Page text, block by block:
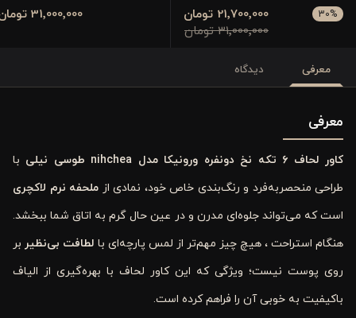
30%
31٬000٬000 تومان
21٬700٬000 تومان 31٬000٬000 تومان
معرفی دیدگاه
معرفی
کاور لحاف ۶ تکه نخ دونفره ورونیکا مدل nihchea طوسی نیلی
با
طراحی منحصر‌به‌فرد و رنگ‌بندی خاص خود، نمادی از ملحفه نرم لاکچری
است که می‌تواند جلوه‌ای مدرن و در عین حال گرم به اتاق شما ببخشد.
هنگام استراحت ، هیچ چیز مهم‌تر از لمس پارچه‌ای با لطافت بی‌نظیر بر
روی پوست نیست؛ ویژگی که این کاور لحاف با بهره‌گیری از الیاف
باکیفیت به خوبی آن را فراهم کرده است.